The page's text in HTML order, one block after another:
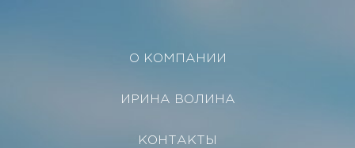
О КОМПАНИИ
ИРИНА ВОЛИНА
КОНТАКТЫ